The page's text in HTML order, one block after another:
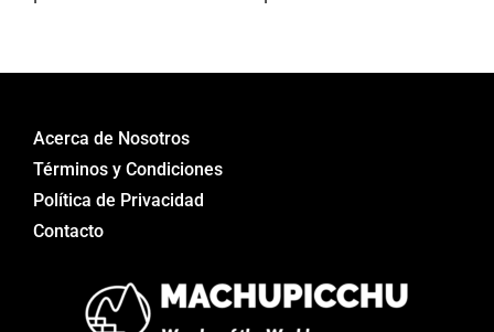
Acerca de Nosotros
Términos y Condiciones
Política de Privacidad
Contacto